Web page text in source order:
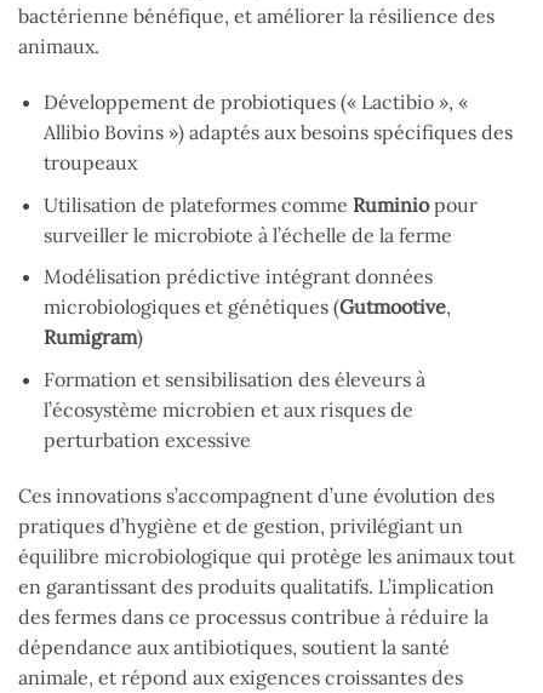
bactérienne bénéfique, et améliorer la résilience des
animaux.
Développement de probiotiques (« Lactibio », «
Allibio Bovins ») adaptés aux besoins spécifiques des
troupeaux
Utilisation de plateformes comme Ruminiopour
surveiller le microbiote à l’échelle de la ferme
Modélisation prédictive intégrant données
microbiologiques et génétiques (Gutmootive,
Rumigram)
Formation et sensibilisation des éleveurs à
l’écosystème microbien et aux risques de
perturbation excessive
Ces innovations s’accompagnent d’une évolution des
pratiques d’hygiène et de gestion, privilégiant un
équilibre microbiologique qui protège les animaux tout
en garantissant des produits qualitatifs. L’implication
des fermes dans ce processus contribue à réduire la
dépendance aux antibiotiques, soutient la santé
animale, et répond aux exigences croissantes des